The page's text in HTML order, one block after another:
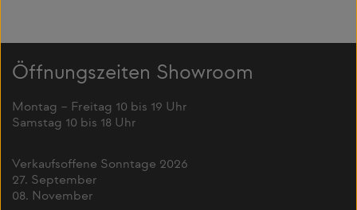
Öffnungszeiten Showroom
Montag – Freitag 10 bis 19 Uhr
Samstag 10 bis 18 Uhr
Verkaufsoffene Sonntage 2026
27. September
08. November